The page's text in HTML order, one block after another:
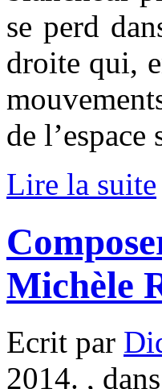
se perd
droite qui,
de l’espace
Lire la suite
Michèle
Ecrit par
2014. , dans